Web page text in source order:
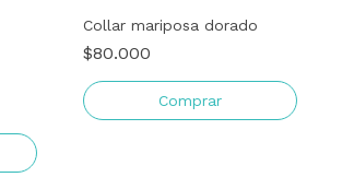
Collar mariposa dorado
$80.000